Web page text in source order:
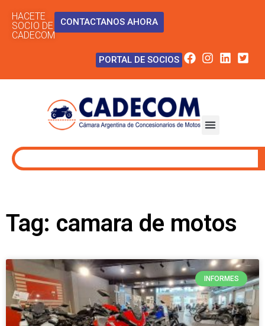
HACETE
SOCIO DE
CADECOM
CONTACTANOS AHORA
PORTAL DE SOCIOS
Tag: camara de motos
INFORMES